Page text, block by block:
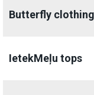
Butterfly clothing
IetekMeļu tops